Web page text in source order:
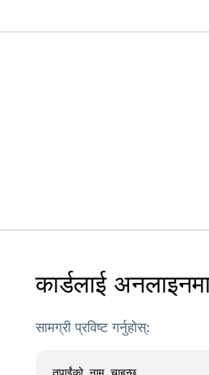
कार्डलाई
सामग्री प्रविष्ट गर्नुहोस्: